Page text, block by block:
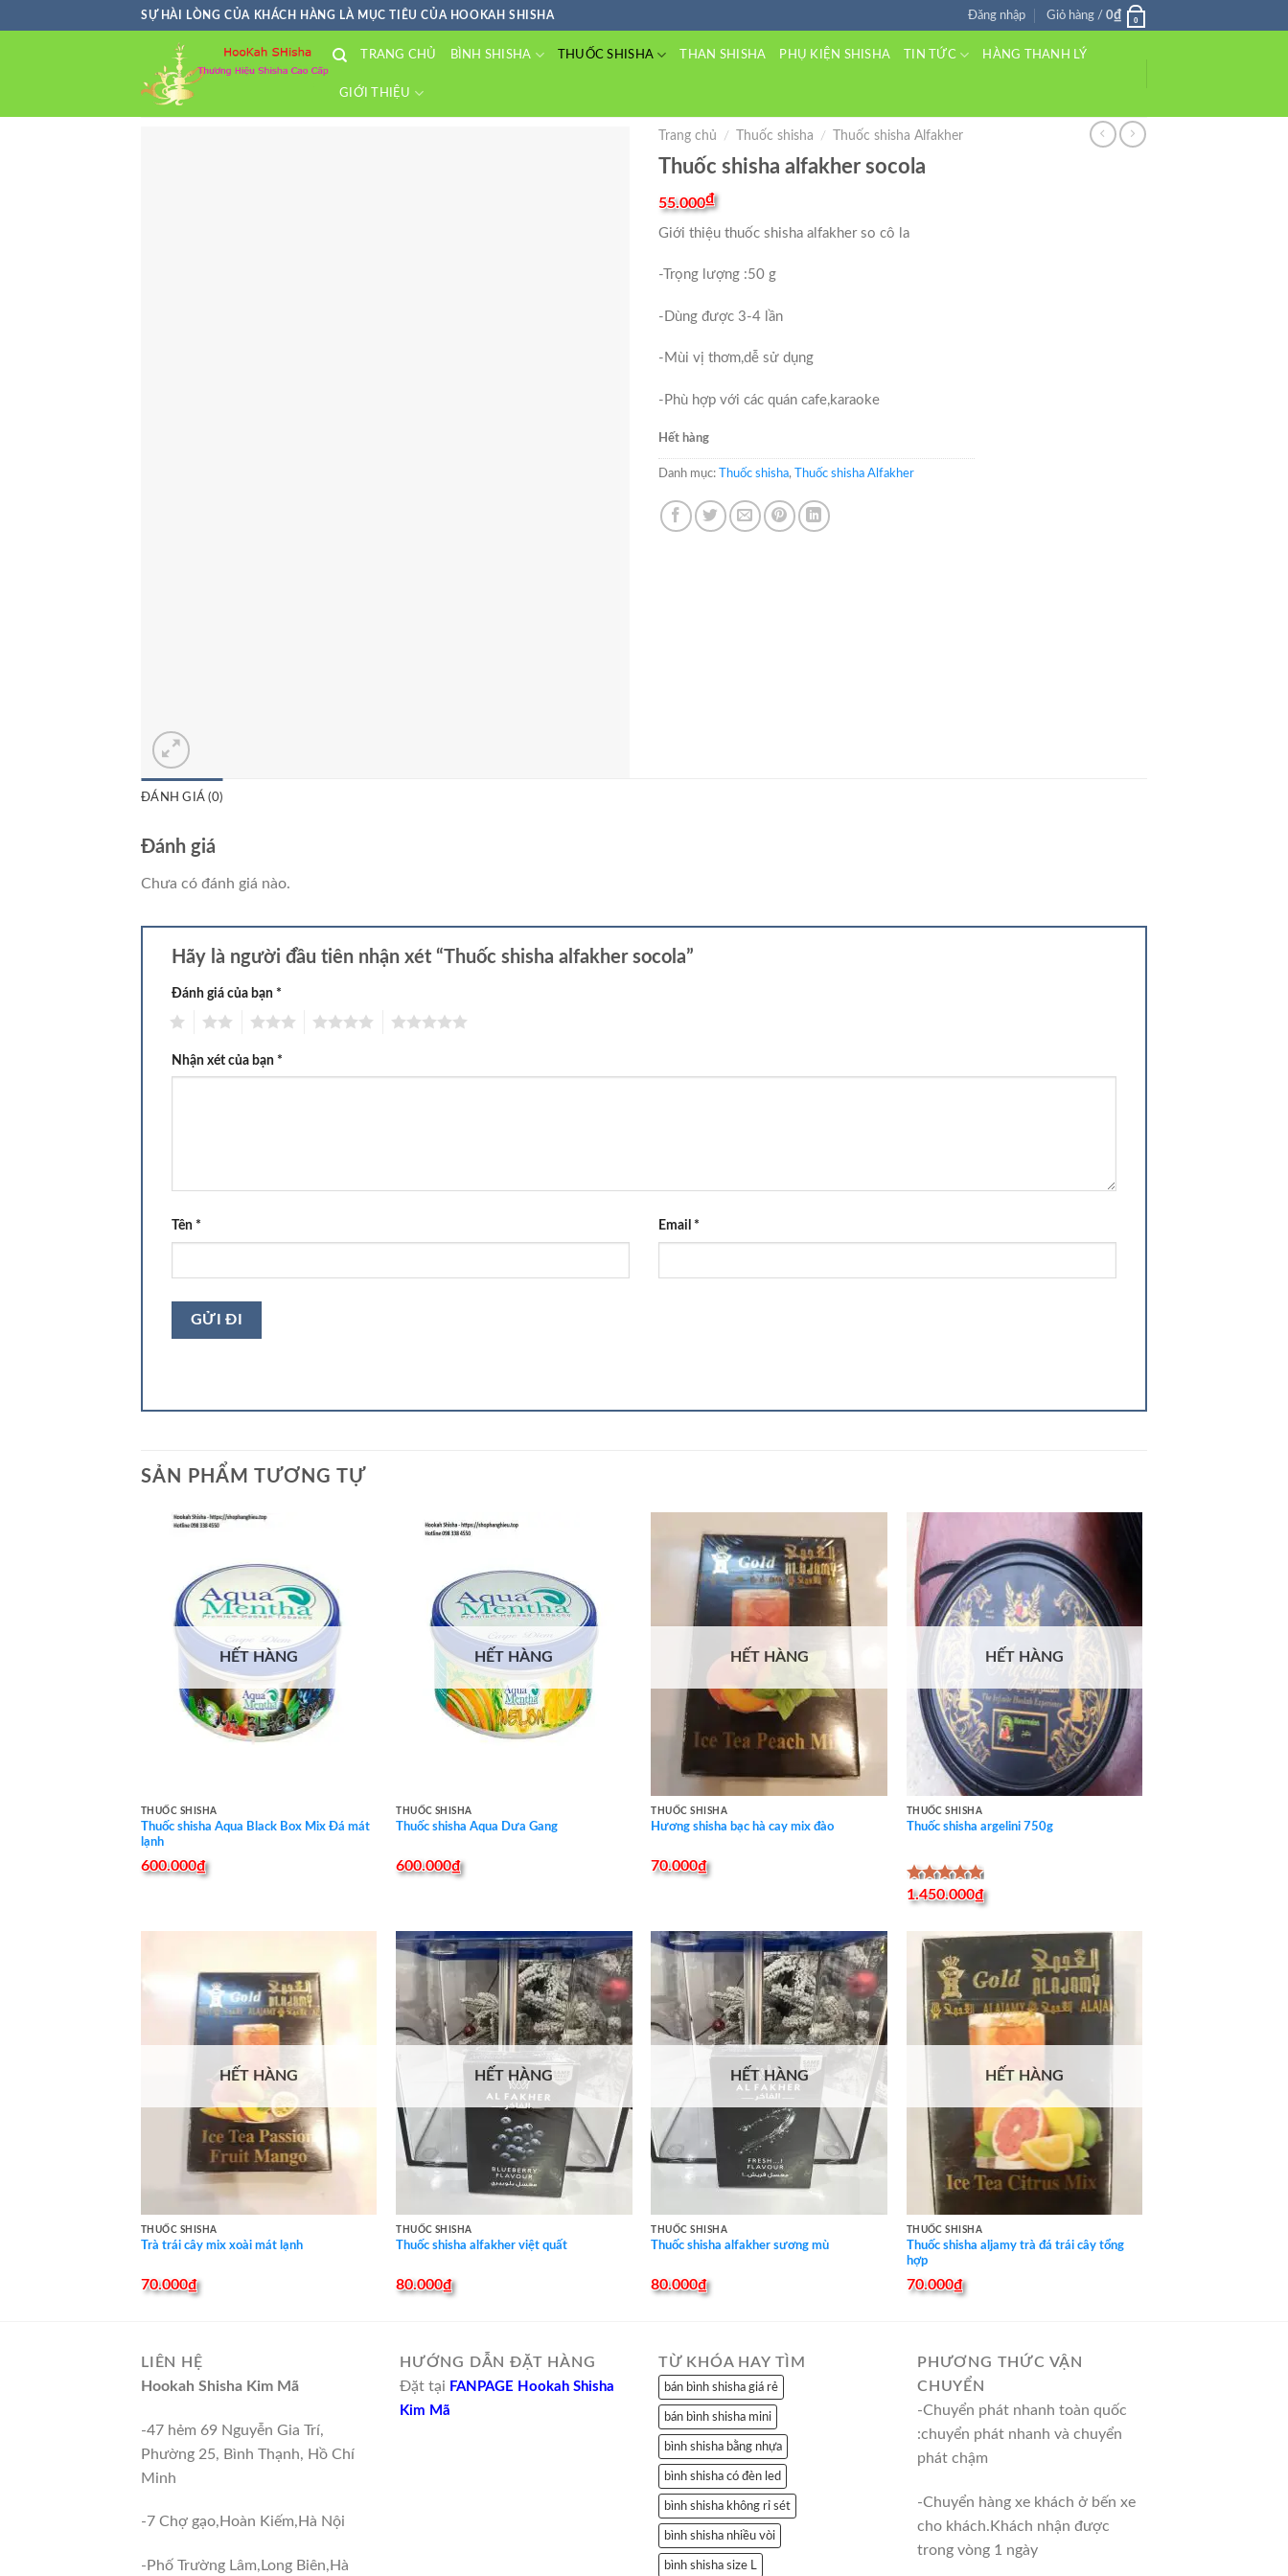
to
SỰ HÀI LÒNG CỦA KHÁCH HÀNG LÀ MỤC TIÊU CỦA HOOKAH SHISHA Đăng nhập Giỏ hàng / 0₫ 0
TRANG CHỦ BÌNH SHISHA THUỐC SHISHA THAN SHISHA PHỤ KIỆN SHISHA TIN TỨC HÀNG THANH LÝ
GIỚI THIỆU
Trang chủ / Thuốc shisha / Thuốc shisha Alfakher
Thuốc shisha alfakher socola
55.000₫
Giới thiệu thuốc shisha alfakher so cô la
-Trọng lượng :50 g
-Dùng được 3-4 lần
-Mùi vị thơm,dễ sử dụng
-Phù hợp với các quán cafe,karaoke
Hết hàng
Danh mục: Thuốc shisha, Thuốc shisha Alfakher
ĐÁNH GIÁ (0)
Đánh giá
Chưa có đánh giá nào.
Hãy là người đầu tiên nhận xét “Thuốc shisha alfakher socola”
Đánh giá của bạn *
Nhận xét của bạn *
Tên * Email *
SẢN PHẨM TƯƠNG TỰ
HẾT HÀNG
THUỐC SHISHA
Thuốc shisha Aqua Black Box Mix Đá mát
lạnh
600.000₫
HẾT HÀNG
THUỐC SHISHA
Thuốc shisha Aqua Dưa Gang
600.000₫
HẾT HÀNG
THUỐC SHISHA
Hương shisha bạc hà cay mix đào
70.000₫
HẾT HÀNG
THUỐC SHISHA
Thuốc shisha argelini 750g
Được xếp
1.450.000₫
HẾT HÀNG
THUỐC SHISHA
Trà trái cây mix xoài mát lạnh
70.000₫
HẾT HÀNG
THUỐC SHISHA
Thuốc shisha alfakher việt quất
80.000₫
HẾT HÀNG
THUỐC SHISHA
Thuốc shisha alfakher sương mù
80.000₫
HẾT HÀNG
THUỐC SHISHA
Thuốc shisha aljamy trà đá trái cây tổng
hợp
70.000₫
LIÊN HỆ
Hookah Shisha Kim Mã
-47 hẻm 69 Nguyễn Gia Trí,
Phường 25, Bình Thạnh, Hồ Chí
Minh
-7 Chợ gạo,Hoàn Kiếm,Hà Nội
-Phố Trường Lâm,Long Biên,Hà
HƯỚNG DẪN ĐẶT HÀNG
Đặt tại FANPAGE Hookah Shisha
Kim Mã
TỪ KHÓA HAY TÌM
bán bình shisha giá rẻ
bán bình shisha mini
bình shisha bằng nhựa
bình shisha có đèn led
bình shisha không rỉ sét
bình shisha nhiều vòi
bình shisha size L
PHƯƠNG THỨC VẬN
CHUYỂN
-Chuyển phát nhanh toàn quốc
:chuyển phát nhanh và chuyển
phát chậm
-Chuyển hàng xe khách ở bến xe
cho khách.Khách nhận được
trong vòng 1 ngày